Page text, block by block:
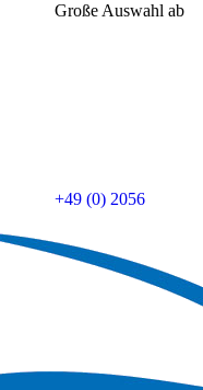
Große Auswahl ab
+49 (0) 2056